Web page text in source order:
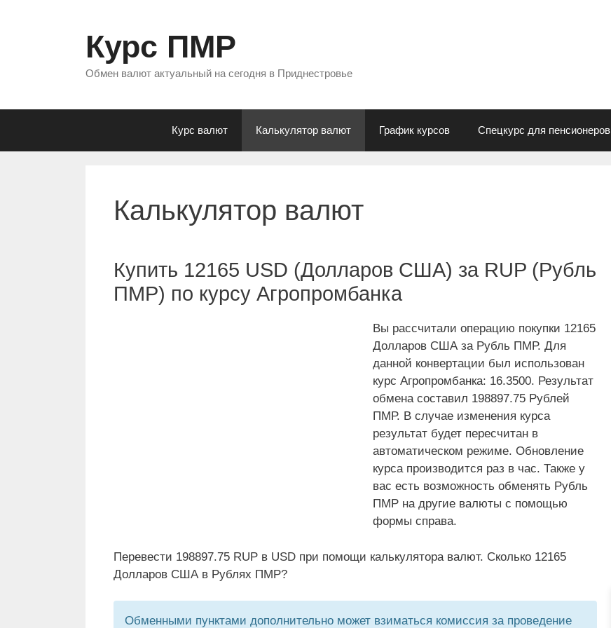
Курс ПМР
Обмен валют актуальный на сегодня в Приднестровье
Курс валют Калькулятор валют График курсов Спецкурс для пенсионеров
Калькулятор валют
Купить 12165 USD (Долларов США) за RUP (Рубль
ПМР) по курсу Агропромбанка
Вы рассчитали операцию покупки 12165
Долларов США за Рубль ПМР. Для
данной конвертации был использован
курс Агропромбанка: 16.3500. Результат
обмена составил 198897.75 Рублей
ПМР. В случае изменения курса
результат будет пересчитан в
автоматическом режиме. Обновление
курса производится раз в час. Также у
вас есть возможность обменять Рубль
ПМР на другие валюты с помощью
формы справа.
Перевести 198897.75 RUP в USD при помощи калькулятора валют. Сколько 12165
Долларов США в Рублях ПМР?
Обменными пунктами дополнительно может взиматься комиссия за проведение